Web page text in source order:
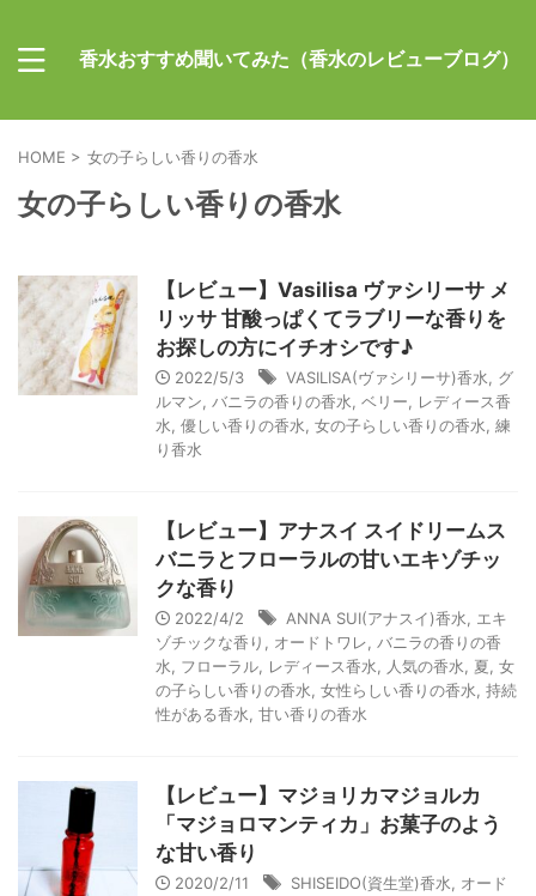
香水おすすめ聞いてみた（香水のレビューブログ）
HOME > 女の子らしい香りの香水
女の子らしい香りの香水
【レビュー】Vasilisa ヴァシリーサ メ
リッサ 甘酸っぱくてラブリーな香りを
お探しの方にイチオシです♪
2022/5/3 VASILISA(ヴァシリーサ)香水
グ
ルマン
バニラの香りの香水 ベリー
レディース香
水 優しい香りの香水 女の子らしい香りの香水 練
り香水
【レビュー】アナスイ スイドリームス
バニラとフローラルの甘いエキゾチッ
クな香り
2022/4/2 ANNA SUI(アナスイ)香水
エキ
ゾチックな香り
オードトワレ
バニラの香りの香
水
フローラル レディース香水 人気の香水 夏 女
の子らしい香りの香水 女性らしい香りの香水 持続
性がある香水 甘い香りの香水
【レビュー】マジョリカマジョルカ
「マジョロマンティカ」お菓子のよう
な甘い香り
2020/2/11 SHISEIDO(資生堂)香水
オード